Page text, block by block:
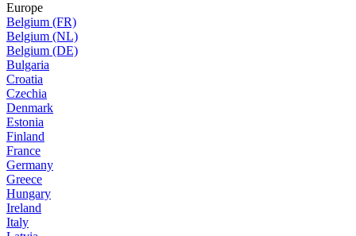
Europe
Belgium (FR)
Belgium (NL)
Belgium (DE)
Bulgaria
Croatia
Czechia
Denmark
Estonia
Finland
France
Germany
Greece
Hungary
Ireland
Italy